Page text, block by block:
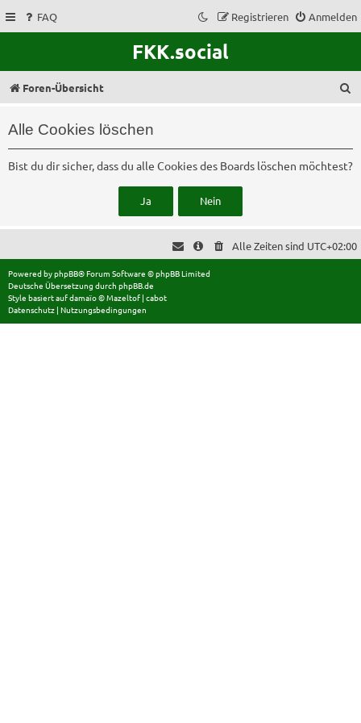
FAQ Anmelden
Registrieren
FKK.social
Foren-Übersicht
Alle Cookies löschen
Bist du dir sicher, dass du alle Cookies des Boards löschen möchtest?
Alle Zeiten sind UTC+02:00
Powered byphpBB® Forum Software © phpBB Limited
Deutsche Übersetzung durch phpBB.de
Style basiert aufdamaïo ©Mazeltof | cabot
Datenschutz | Nutzungsbedingungen